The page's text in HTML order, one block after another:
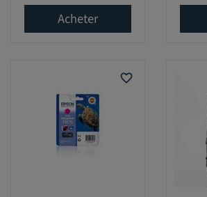
Acheter
favorite_border